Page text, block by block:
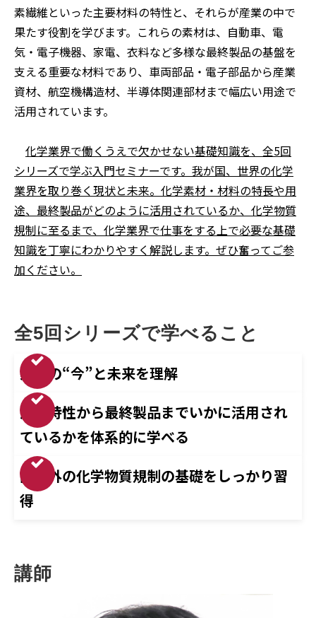
素繊維といった主要材料の特性と、それらが産業の中で
果たす役割を学びます。これらの素材は、自動車、電
気・電子機器、家電、衣料など多様な最終製品の基盤を
支える重要な材料であり、車両部品・電子部品から産業
資材、航空機構造材、半導体関連部材まで幅広い用途で
活用されています。
化学業界で働くうえで欠かせない基礎知識を、全5回
シリーズで学ぶ入門セミナーです。我が国、世界の化学
業界を取り巻く現状と未来。化学素材・材料の特長や用
途、最終製品がどのように活用されているか、化学物質
規制に至るまで、化学業界で仕事をする上で必要な基礎
知識を丁寧にわかりやすく解説します。ぜひ奮ってご参
加ください。
全5回シリーズで学べること
業界の“今”と未来を理解
原料特性から最終製品までいかに活用され
ているかを体系的に学べる
国内外の化学物質規制の基礎をしっかり習
得
講師